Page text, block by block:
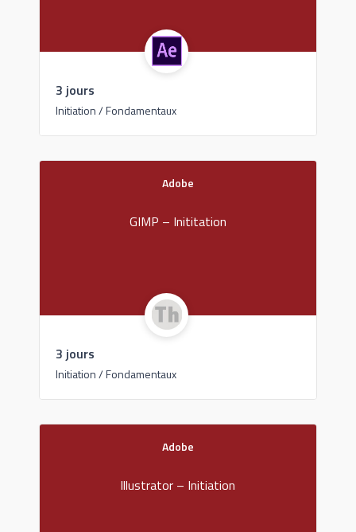
3 jours
Initiation / Fondamentaux
Adobe
GIMP – Inititation
3 jours
Initiation / Fondamentaux
Adobe
Illustrator – Initiation